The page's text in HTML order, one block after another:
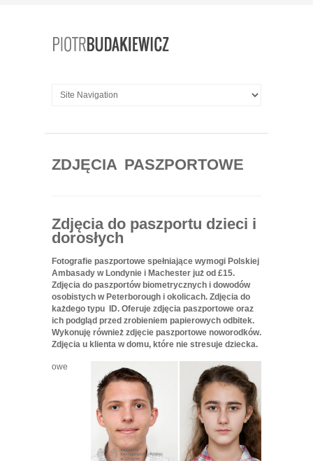
ZDJĘCIA PASZPORTOWE
Zdjęcia do paszportu dzieci i
dorosłych
Fotografie paszportowe spełniające wymogi Polskiej
Ambasady w Londynie i Machester już od £15.
Zdjęcia do paszportów biometrycznych i dowodów
osobistych w Peterborough i okolicach. Zdjęcia do
każdego typu
ID. Oferuje zdjęcia paszportowe oraz
ich podgląd przed zrobieniem papierowych odbitek.
Wykonuję również zdjęcie paszportowe noworodków.
Zdjęcia u klienta w domu, które nie stresuje dziecka.
owe